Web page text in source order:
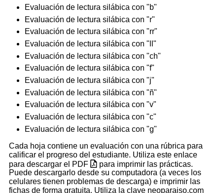
Evaluación de lectura silábica con "b"
Evaluación de lectura silábica con "r"
Evaluación de lectura silábica con "rr"
Evaluación de lectura silábica con "ll"
Evaluación de lectura silábica con "ch"
Evaluación de lectura silábica con "f"
Evaluación de lectura silábica con "j"
Evaluación de lectura silábica con "ñ"
Evaluación de lectura silábica con "v"
Evaluación de lectura silábica con "c"
Evaluación de lectura silábica con "g"
Cada hoja contiene un evaluación con una rúbrica para
calificar el progreso del estudiante. Utiliza este enlace
para descargar el PDF
para imprimir las prácticas.
Puede descargarlo desde su computadora (a veces los
celulares tienen problemas de descarga) e imprimir las
fichas de forma gratuita. Utiliza la clave neoparaiso.com